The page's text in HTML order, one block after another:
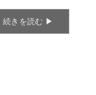
続きを読む ▶︎